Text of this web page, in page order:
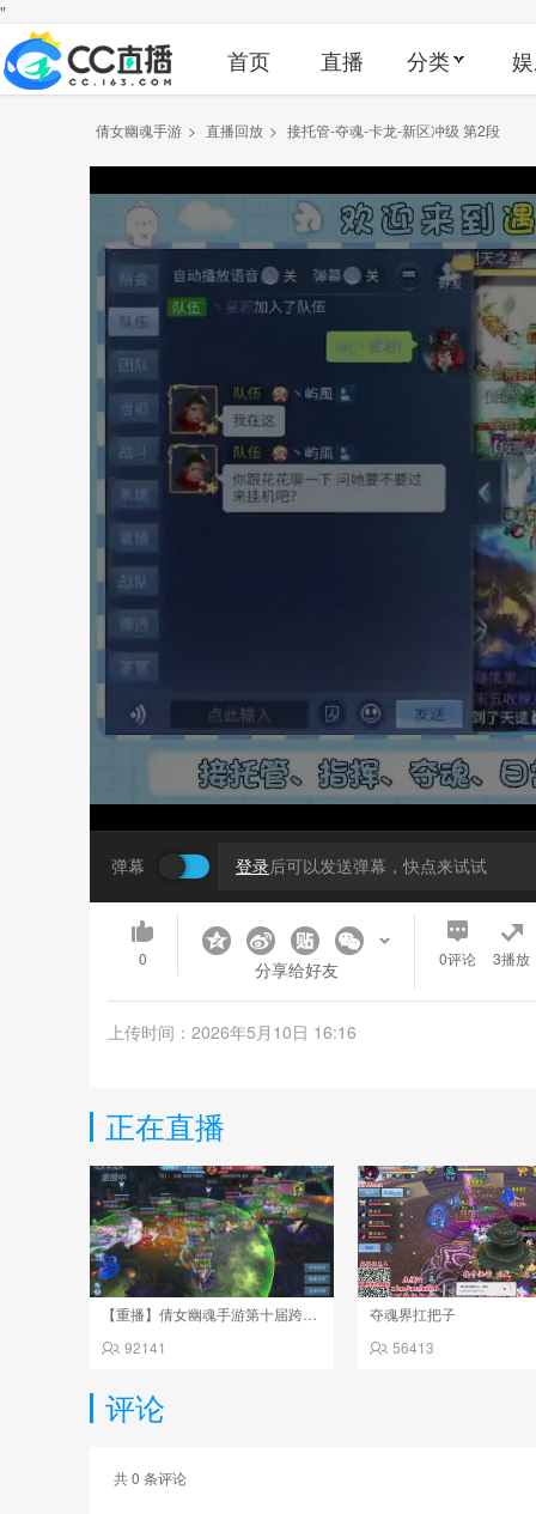
"
首页 直播 分类
倩女幽魂手游 > 直播回放 > 接托管-夺魂-卡龙-新区冲级 第2段
弹幕 登录后可以发送弹幕，快点来试试
0 分享给好友 0评论 3播放
上传时间：2026年5月10日 16:16
正在直播
92141
夺魂界扛把子
56413
评论
共0 条评论